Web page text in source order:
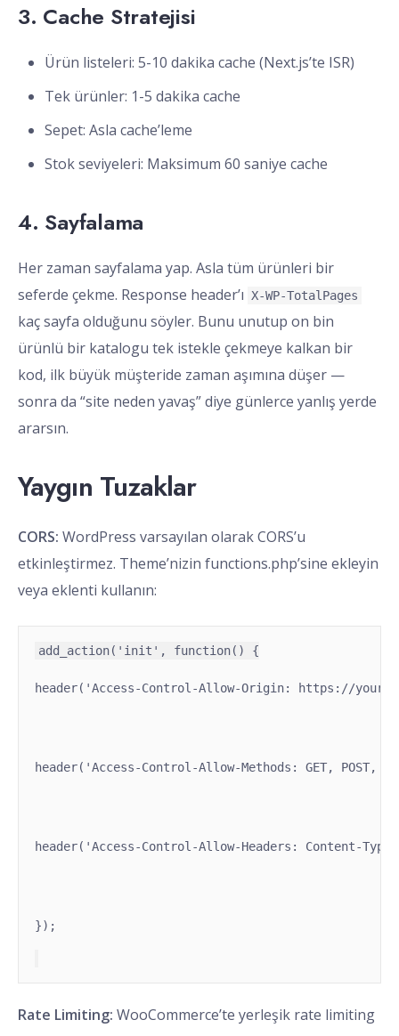
3. Cache Stratejisi
Ürün listeleri: 5-10 dakika cache (Next.js’te ISR)
Tek ürünler: 1-5 dakika cache
Sepet: Asla cache’leme
Stok seviyeleri: Maksimum 60 saniye cache
4. Sayfalama
Her zaman sayfalama yap. Asla tüm ürünleri bir
seferde çekme. Response header’ı X-WP-TotalPages
kaç sayfa olduğunu söyler. Bunu unutup on bin
ürünlü bir katalogu tek istekle çekmeye kalkan bir
kod, ilk büyük müşteride zaman aşımına düşer —
sonra da “site neden yavaş” diye günlerce yanlış yerde
ararsın.
Yaygın Tuzaklar
CORS: WordPress varsayılan olarak CORS’u
etkinleştirmez. Theme’nizin functions.php’sine ekleyin
veya eklenti kullanın:
header('Access-Control-Allow-Origin: https://your-
header('Access-Control-Allow-Methods: GET, POST,
header('Access-Control-Allow-Headers: Content-
});
Rate Limiting: WooCommerce’te yerleşik rate limiting